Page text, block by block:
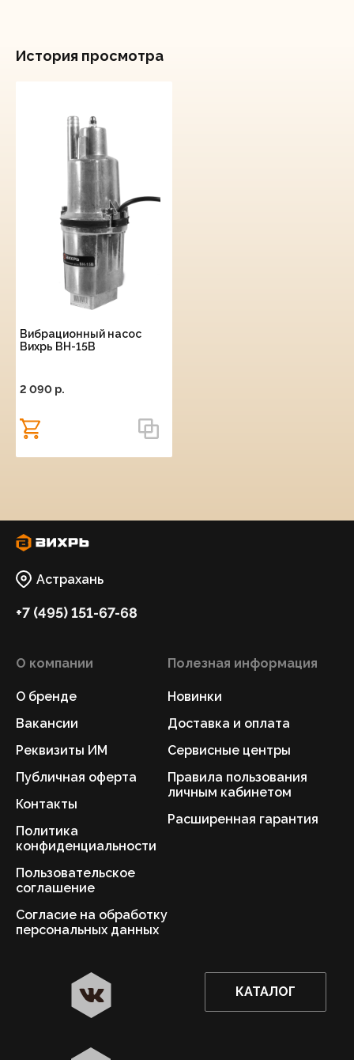
История просмотра
Вибрационный насос
Вихрь ВН-15В
2 090 p.
Астрахань
+7 (495) 151-67-68
О компании
О бренде
Вакансии
Реквизиты ИМ
Публичная оферта
Контакты
Политика
конфиденциальности
Пользовательское
соглашение
Согласие на обработку
персональных данных
Полезная информация
Новинки
Доставка и оплата
Сервисные центры
Правила пользования
личным кабинетом
Расширенная гарантия
КАТАЛОГ